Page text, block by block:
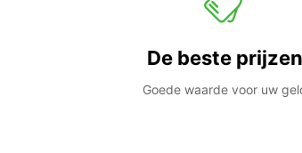
De beste prijzen
Goede waarde voor uw